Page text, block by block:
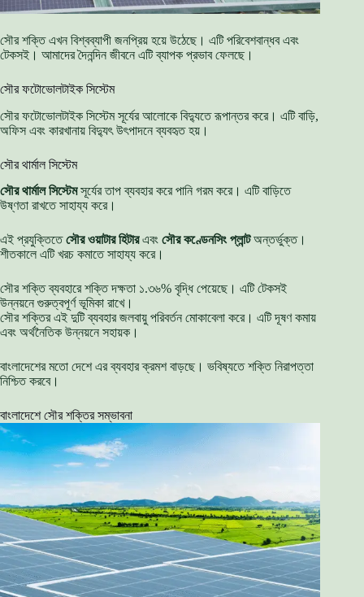
সৌর শক্তি এখন বিশ্বব্যাপী জনপ্রিয় হয়ে উঠেছে। এটি পরিবেশবান্ধব এবং
টেকসই। আমাদের দৈনন্দিন জীবনে এটি ব্যাপক প্রভাব ফেলছে।
সৌর ফটোভোলটাইক সিস্টেম
সৌর ফটোভোলটাইক সিস্টেম সূর্যের আলোকে বিদ্যুতে রূপান্তর করে। এটি বাড়ি,
অফিস এবং কারখানায় বিদ্যুৎ উৎপাদনে ব্যবহৃত হয়।
সৌর থার্মাল সিস্টেম
সৌর থার্মাল সিস্টেমসূর্যের তাপ ব্যবহার করে পানি গরম করে। এটি বাড়িতে
উষ্ণতা রাখতে সাহায্য করে।
এই প্রযুক্তিতেসৌর ওয়াটার হিটারএবং সৌর কণ্ডেনসিং প্লান্টঅন্তর্ভুক্ত।
শীতকালে এটি খরচ কমাতে সাহায্য করে।
সৌর শক্তি ব্যবহারে শক্তি দক্ষতা ১.৩৬% বৃদ্ধি পেয়েছে। এটি টেকসই
উন্নয়নে গুরুত্বপূর্ণ ভূমিকা রাখে।
সৌর শক্তির এই দুটি ব্যবহার জলবায়ু পরিবর্তন মোকাবেলা করে। এটি দূষণ কমায়
এবং অর্থনৈতিক উন্নয়নে সহায়ক।
বাংলাদেশের মতো দেশে এর ব্যবহার ক্রমশ বাড়ছে। ভবিষ্যতে শক্তি নিরাপত্তা
নিশ্চিত করবে।
বাংলাদেশে সৌর শক্তির সম্ভাবনা